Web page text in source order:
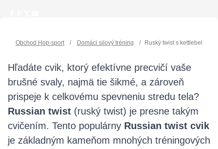
Obchod Hop-sport / Domáci silový tréning / Ruský twist s kettlebellom
Hľadáte cvik, ktorý efektívne precvičí vaše
brušné svaly, najmä tie šikmé, a zároveň
prispeje k celkovému spevneniu stredu tela?
Russian twist (ruský twist) je presne takým
cvičením. Tento populárny Russian twist cvik
je základným kameňom mnohých tréningových